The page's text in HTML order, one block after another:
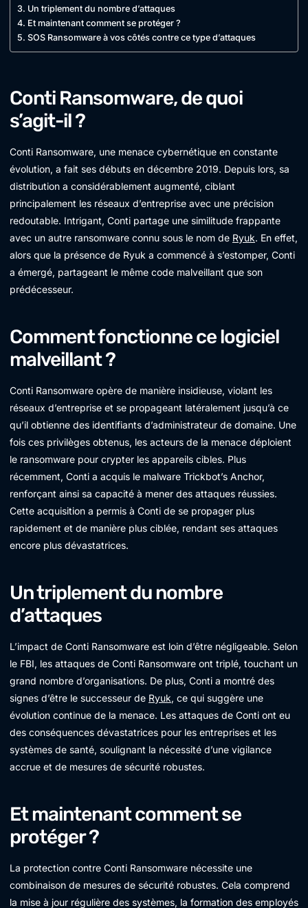
Un triplement du nombre d’attaques
Et maintenant comment se protéger ?
SOS Ransomware à vos côtés contre ce type d’attaques
Conti Ransomware, de quoi
s’agit-il ?
Conti Ransomware, une menace cybernétique en constante
évolution, a fait ses débuts en décembre 2019. Depuis lors, sa
distribution a considérablement augmenté, ciblant
principalement les réseaux d’entreprise avec une précision
redoutable. Intrigant, Conti partage une similitude frappante
avec un autre ransomware connu sous le nom de Ryuk. En effet,
alors que la présence de Ryuk a commencé à s’estomper, Conti
a émergé, partageant le même code malveillant que son
prédécesseur.
Comment fonctionne ce logiciel
malveillant ?
Conti Ransomware opère de manière insidieuse, violant les
réseaux d’entreprise et se propageant latéralement jusqu’à ce
qu’il obtienne des identifiants d’administrateur de domaine. Une
fois ces privilèges obtenus, les acteurs de la menace déploient
le ransomware pour crypter les appareils cibles. Plus
récemment, Conti a acquis le malware Trickbot’s Anchor,
renforçant ainsi sa capacité à mener des attaques réussies.
Cette acquisition a permis à Conti de se propager plus
rapidement et de manière plus ciblée, rendant ses attaques
encore plus dévastatrices.
Un triplement du nombre
d’attaques
L’impact de Conti Ransomware est loin d’être négligeable. Selon
le FBI, les attaques de Conti Ransomware ont triplé, touchant un
grand nombre d’organisations. De plus, Conti a montré des
signes d’être le successeur de Ryuk, ce qui suggère une
évolution continue de la menace. Les attaques de Conti ont eu
des conséquences dévastatrices pour les entreprises et les
systèmes de santé, soulignant la nécessité d’une vigilance
accrue et de mesures de sécurité robustes.
Et maintenant comment se
protéger ?
La protection contre Conti Ransomware nécessite une
combinaison de mesures de sécurité robustes. Cela comprend
la mise à jour régulière des systèmes, la formation des employés